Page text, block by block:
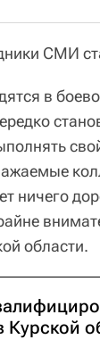
СМИ
в
ничего
области.
Курской